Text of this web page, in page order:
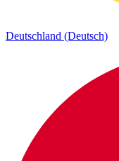
Deutschland (Deutsch)